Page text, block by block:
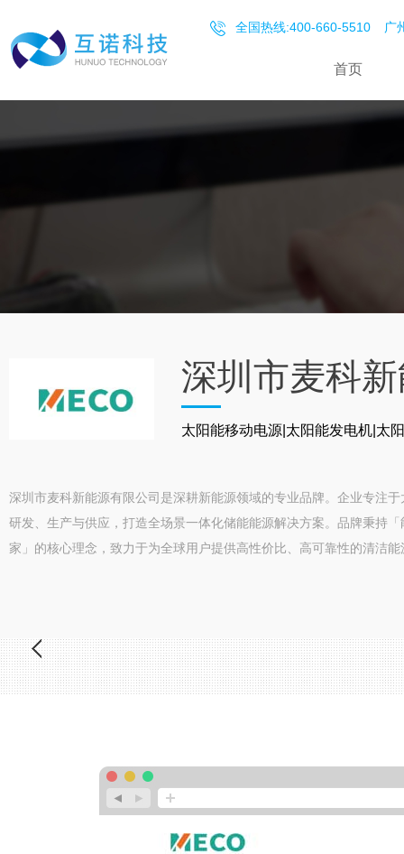
全国热线:400-660-5510 广
首页
深圳市麦科
太阳能移动电源|太阳能发电机|太
深圳市麦科新能源有限公司是深耕新能源领域的专业品牌。企业专注
研发、生产与供应，打造全场景一体化储能能源解决方案。品牌秉持
家」的核心理念，致力于为全球用户提供高性价比、高可靠性的清洁能